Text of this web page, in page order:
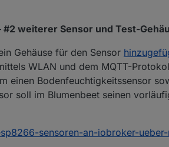
#2 weiterer Sensor und Test-
Gehäuse für den Sensor
WLAN und dem MQTT-
einen Bodenfeuchtigkeitssensor
soll im Blumenbeet seinen
sensoren-an-iobroker-